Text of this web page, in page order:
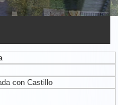
con Castillo